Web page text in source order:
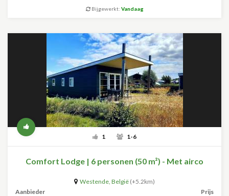
Bijgewerkt: Vandaag
1 1-6
Comfort Lodge | 6 personen (50 m²) - Met airco
Westende, België (+5.2km)
Aanbieder
Prijs